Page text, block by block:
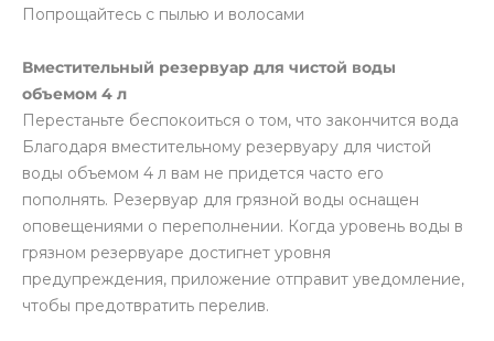
Попрощайтесь с пылью и волосами
Вместительный резервуар для чистой воды
объемом 4 л
Перестаньте беспокоиться о том, что закончится вода
Благодаря вместительному резервуару для чистой
воды объемом 4 л вам не придется часто его
пополнять. Резервуар для грязной воды оснащен
оповещениями о переполнении. Когда уровень воды в
грязном резервуаре достигнет уровня
предупреждения, приложение отправит уведомление,
чтобы предотвратить перелив.